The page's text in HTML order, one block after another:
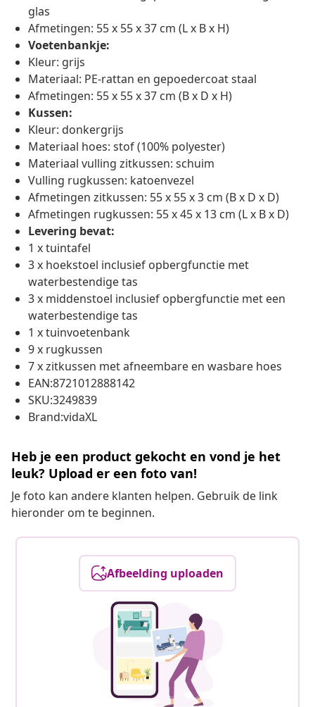
glas
Afmetingen: 55 x 55 x 37 cm (L x B x H)
Voetenbankje:
Kleur: grijs
Materiaal: PE-rattan en gepoedercoat staal
Afmetingen: 55 x 55 x 37 cm (B x D x H)
Kussen:
Kleur: donkergrijs
Materiaal hoes: stof (100% polyester)
Materiaal vulling zitkussen: schuim
Vulling rugkussen: katoenvezel
Afmetingen zitkussen: 55 x 55 x 3 cm (B x D x D)
Afmetingen rugkussen: 55 x 45 x 13 cm (L x B x D)
Levering bevat:
1 x tuintafel
3 x hoekstoel inclusief opbergfunctie met
waterbestendige tas
3 x middenstoel inclusief opbergfunctie met een
waterbestendige tas
1 x tuinvoetenbank
9 x rugkussen
7 x zitkussen met afneembare en wasbare hoes
EAN:8721012888142
SKU:3249839
Brand:vidaXL
Heb je een product gekocht en vond je het
leuk? Upload er een foto van!
Je foto kan andere klanten helpen. Gebruik de link
hieronder om te beginnen.
Afbeelding uploaden